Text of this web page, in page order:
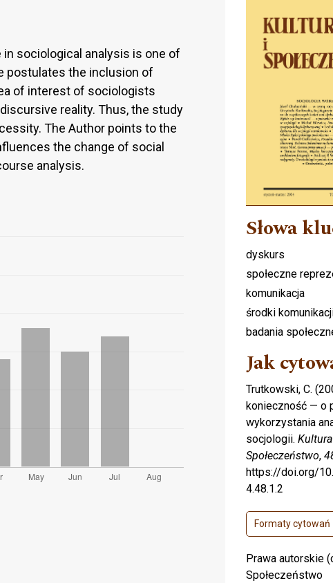
sociological analysis is one of
postulates the inclusion of
of interest of sociologists
reality. Thus, the study
The Author points to the
the change of social
analysis.
Słowa
dyskurs
społeczne
komunikacja
środki
badania
Jak
Trutkowski, C.
konieczność — o
wykorzystania
socjologii.
Społeczeństwo,
https://doi.org/
4.48.1.2
Formaty cytowań
Prawa autorskie
Społeczeństwo